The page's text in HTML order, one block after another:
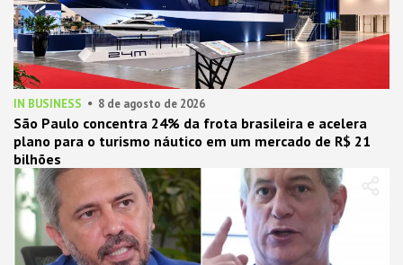
IN BUSINESS 8 de agosto de 2026
São Paulo concentra 24% da frota brasileira e acelera
plano para o turismo náutico em um mercado de R$ 21
bilhões